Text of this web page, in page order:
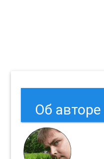
Об авторе